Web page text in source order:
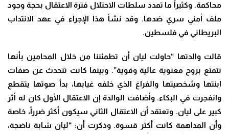
محاكمة. وكثيراً ما تمدد سلطات الاحتلال فترة الاعتقال بحجة وجود
ملف أمني سري ضدها. وقد نشأ هذا الإجراء في عهد الانتداب
البريطاني في فلسطين.
قالت والدتها “حاولت ليان أن تطمئننا من خلال المحامين بأنها
تتمتع بروح معنوية عالية وقوية”. وبينما كانت تتحدث عن صفات
ابنتها وشخصيتها والفراغ الذي خلفه غيابها، بدأ صوتها يتقطع
وانفجرت في البكاء. وأضافت الوالدة إن الاعتقال الأول كان له أثر
كبير على ليان. وتعتقد أن الاعتقال الثاني سيكون أكثر ضرراً، خاصة
وأن المداهمة كانت أكثر قسوة. وذكرت أن: “ليان شابة ناضجة،